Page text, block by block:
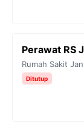
Perawat RS
Rumah Sakit
Ditutup